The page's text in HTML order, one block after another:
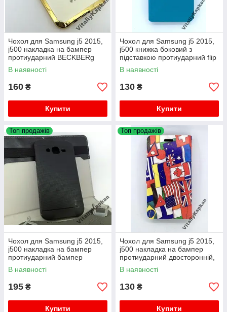
Чохол для Samsung j5 2015,
j500 накладка на бампер
протиударний BECKBERg
В наявності
160 ₴
Купити
Чохол для Samsung j5 2015,
j500 книжка боковий з
підставкою протиударний flip
cover
В наявності
130 ₴
Купити
Топ продажів
Чохол для Samsung j5 2015,
j500 накладка на бампер
протиударний бампер
SPIgEN
В наявності
195 ₴
Купити
Топ продажів
Чохол для Samsung j5 2015,
j500 накладка на бампер
протиударний двосторонній,
В наявності
130 ₴
Купити